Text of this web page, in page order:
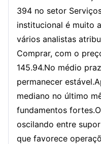
394 no setor
institucional é muito
vários analistas
Comprar, com o
145.94.No médio
permanecer
mediano no último
fundamentos
oscilando entre
que favorece